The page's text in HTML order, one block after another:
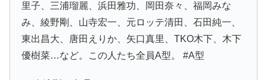
里子、三浦瑠麗、浜田雅功、岡田奈々、福岡みな
み、綾野剛、山寺宏一、元ロッテ清田、石田純一、
東出昌大、唐田えりか、矢口真里、TKO木下、木下
優樹菜…など。この人たち全員A型。 #A型